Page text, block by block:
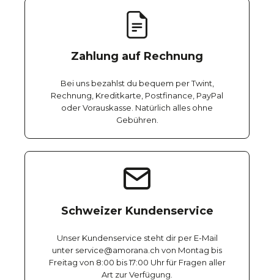
Zahlung auf Rechnung
Bei uns bezahlst du bequem per Twint,
Rechnung, Kreditkarte, Postfinance, PayPal
oder Vorauskasse. Natürlich alles ohne
Gebühren.
Schweizer Kundenservice
Unser Kundenservice steht dir per E-Mail
unter service@amorana.ch von Montag bis
Freitag von 8:00 bis 17:00 Uhr für Fragen aller
Art zur Verfügung.